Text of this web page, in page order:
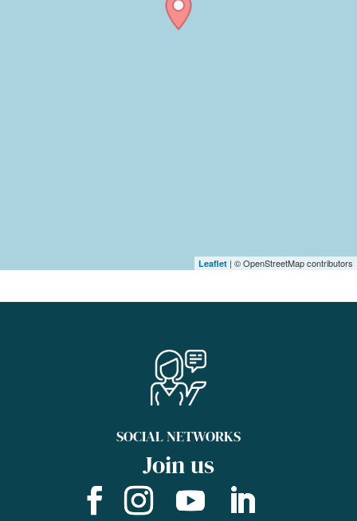
Leaflet | © OpenStreetMap contributors
SOCIAL NETWORKS
Join us